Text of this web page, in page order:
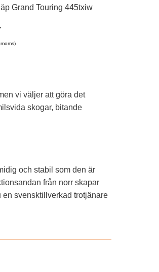
Grand Touring 445txiw
vi väljer att göra det
skogar, bitande
och stabil som den är
från norr skapar
en svensktillverkad trotjänare